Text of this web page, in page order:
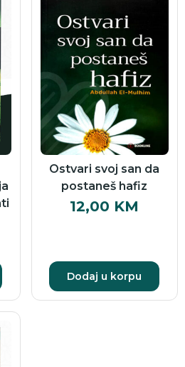
Ostvari svoj san da
postaneš hafiz
12,00 KM
Dodaj u korpu